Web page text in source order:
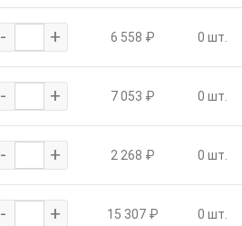
- + 6 558 ₽ 0 шт.
- + 7 053 ₽ 0 шт.
- + 2 268 ₽ 0 шт.
- + 15 307 ₽ 0 шт.